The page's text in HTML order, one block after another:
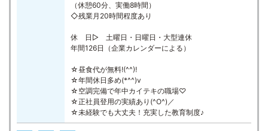
（休憩60分、実働8時間）
◇残業月20時間程度あり
休 日▷ 土曜日・日曜日・大型連休
年間126日（企業カレンダーによる）
☆昼食代が無料!(^^)!
☆年間休日多め(*^^)v
☆空調完備で年中カイテキの職場♡
☆正社員登用の実績あり(^O^)／
☆未経験でも大丈夫！充実した教育制度♪